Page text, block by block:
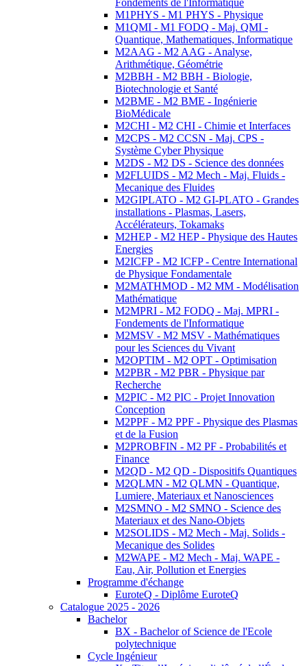
Fondements de l'Informatique
M1PHYS - M1 PHYS - Physique
M1QMI - M1 FODQ - Maj. QMI -
Quantique, Mathematiques, Informatique
M2AAG - M2 AAG - Analyse,
Arithmétique, Géométrie
M2BBH - M2 BBH - Biologie,
Biotechnologie et Santé
M2BME - M2 BME - Ingénierie
BioMédicale
M2CHI - M2 CHI - Chimie et Interfaces
M2CPS - M2 CCSN - Maj. CPS -
Système Cyber Physique
M2DS - M2 DS - Science des données
M2FLUIDS - M2 Mech - Maj. Fluids -
Mecanique des Fluides
M2GIPLATO - M2 GI-PLATO - Grandes
installations - Plasmas, Lasers,
Accélérateurs, Tokamaks
M2HEP - M2 HEP - Physique des Hautes
Energies
M2ICFP - M2 ICFP - Centre International
de Physique Fondamentale
M2MATHMOD - M2 MM - Modélisation
Mathématique
M2MPRI - M2 FODQ - Maj. MPRI -
Fondements de l'Informatique
M2MSV - M2 MSV - Mathématiques
pour les Sciences du Vivant
M2OPTIM - M2 OPT - Optimisation
M2PBR - M2 PBR - Physique par
Recherche
M2PIC - M2 PIC - Projet Innovation
Conception
M2PPF - M2 PPF - Physique des Plasmas
et de la Fusion
M2PROBFIN - M2 PF - Probabilités et
Finance
M2QD - M2 QD - Dispositifs Quantiques
M2QLMN - M2 QLMN - Quantique,
Lumiere, Materiaux et Nanosciences
M2SMNO - M2 SMNO - Science des
Materiaux et des Nano-Objets
M2SOLIDS - M2 Mech - Maj. Solids -
Mecanique des Solides
M2WAPE - M2 Mech - Maj. WAPE -
Eau, Air, Pollution et Energies
Programme d'échange
EuroteQ - Diplôme EuroteQ
Catalogue 2025 - 2026
Bachelor
BX - Bachelor of Science de l'Ecole
polytechnique
Cycle Ingénieur